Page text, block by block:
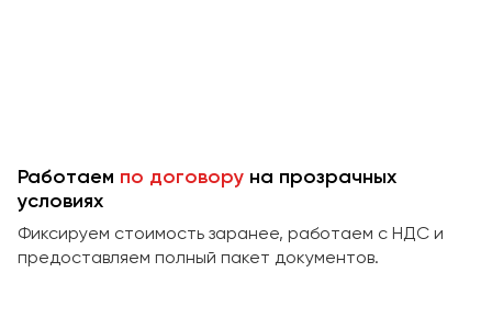
Работаем по договору на прозрачных
условиях
Фиксируем стоимость заранее, работаем с НДС и
предоставляем полный пакет документов.